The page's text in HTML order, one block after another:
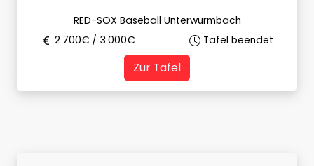
RED-SOX Baseball Unterwurmbach
2.700€ / 3.000€ Tafel beendet
Zur Tafel